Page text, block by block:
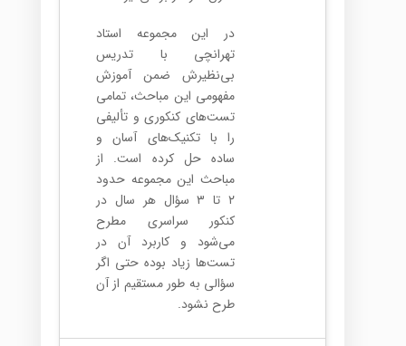
در این مجموعه استاد
تهرانچی با تدریس
بی‌نظیرش ضمن آموزش
مفهومی این مباحث، تمامی
تست‌های کنکوری و تألیفی
را با تکنیک‌های آسان و
ساده حل کرده است. از
مباحث این مجموعه حدود
۲ تا ۳ سؤال هر سال در
کنکور سراسری مطرح
می‌شود و کاربرد آن در
تست‌ها زیاد بوده حتی اگر
سؤالی به طور مستقیم از آن
طرح نشود.